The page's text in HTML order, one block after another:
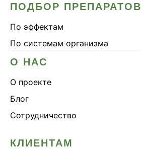
Либидо
Лимонник китайский
Майтаке
Мужское здоровье
Орех чёрный
ПОДБОР ПРЕПАРАТОВ
По эффектам
По системам организма
О НАС
О проекте
Блог
Сотрудничество
КЛИЕНТАМ